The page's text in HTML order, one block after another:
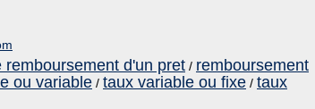
remboursement d'un pret / remboursement
ou variable / taux variable ou fixe / taux